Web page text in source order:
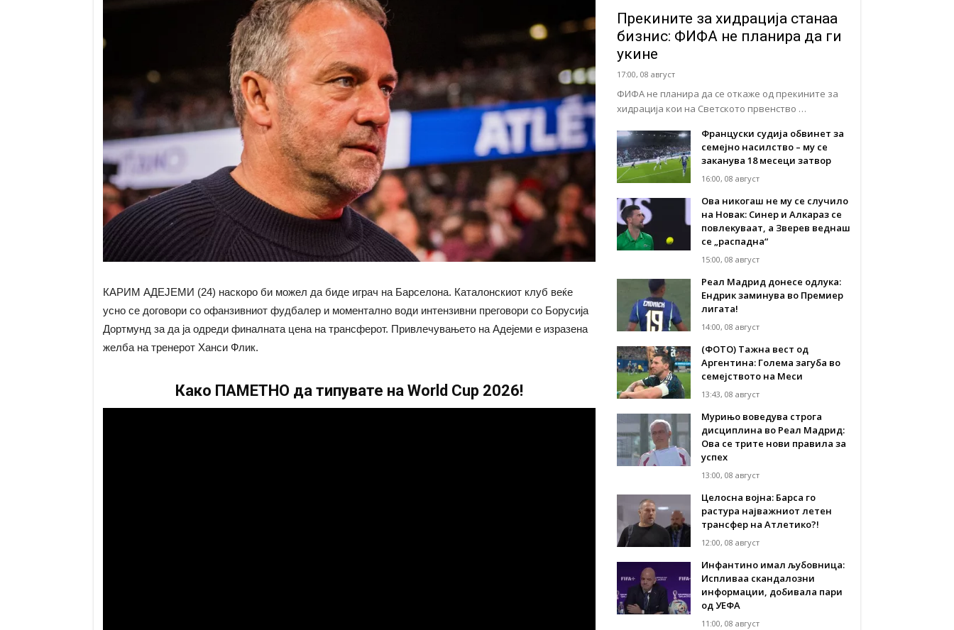
КАРИМ АДЕЈЕМИ (24) наскоро би можел да биде играч на Барселона. Каталонскиот клуб веќе
усно се договори со офанзивниот фудбалер и моментално води интензивни преговори со Борусија
Дортмунд за да ја одреди финалната цена на трансферот. Привлечувањето на Адејеми е изразена
желба на тренерот Ханси Флик.
Како ПАМЕТНО да типувате на World Cup 2026!
Прекините за хидрација станаа
бизнис: ФИФА не планира да ги
укине
17:00, 08 август
ФИФА не планира да се откаже од прекините за
хидрација кои на Светското првенство …
Француски судија обвинет за
семејно насилство – му се
заканува 18 месеци затвор
16:00, 08 август
Ова никогаш не му се случило
на Новак: Синер и Алкараз се
повлекуваат, а Зверев веднаш
се „распадна“
15:00, 08 август
Реал Мадрид донесе одлука:
Eндрик заминува во Премиер
лигата!
14:00, 08 август
(ФОТО) Тажна вест од
Аргентина: Голема загуба во
семејството на Меси
13:43, 08 август
Мурињо воведува строга
дисциплина во Реал Мадрид:
Ова се трите нови правила за
успех
13:00, 08 август
Целосна војна: Барса го
растура најважниот летен
трансфер на Атлетико?!
12:00, 08 август
Инфантино имал љубовница:
Испливаа скандалозни
информации, добивала пари
од УЕФА
11:00, 08 август